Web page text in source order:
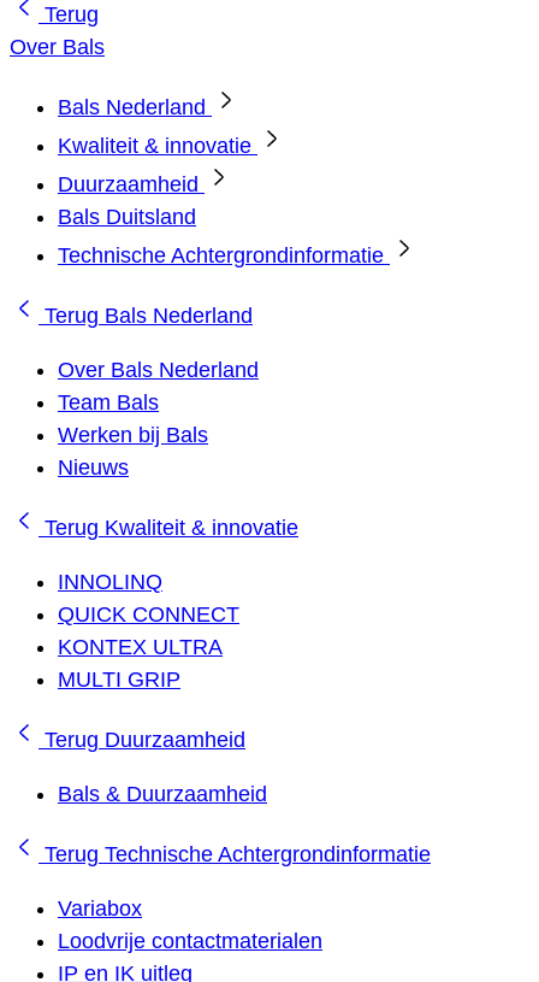
Terug
Over Bals
Bals Nederland
Kwaliteit & innovatie
Duurzaamheid
Bals Duitsland
Technische Achtergrondinformatie
Terug Bals Nederland
Over Bals Nederland
Team Bals
Werken bij Bals
Nieuws
Terug Kwaliteit & innovatie
INNOLINQ
QUICK CONNECT
KONTEX ULTRA
MULTI GRIP
Terug Duurzaamheid
Bals & Duurzaamheid
Terug Technische Achtergrondinformatie
Variabox
Loodvrije contactmaterialen
IP en IK uitleg